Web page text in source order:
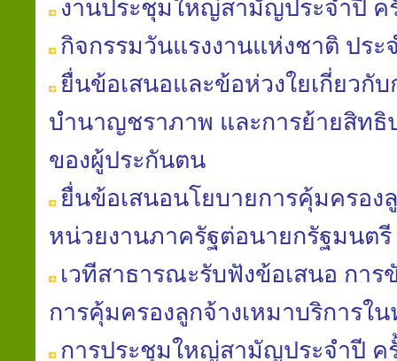
งานประชุมใหญ่สามัญประจำปี ค
กิจกรรมวันแรงงานแห่งชาติ ประ
ยื่นข้อเสนอและข้อห่วงใยเกี่ยวกั
บำนาญชราภาพ และการย้ายสิท
ของผู้ประกันตน
ยื่นข้อเสนอนโยบายการคุ้มครอง
หน่วยงานภาครัฐต่อนายกรัฐมนตรี
เวทีสาธารณะรับฟังข้อเสนอ การ
การคุ้มครองลูกจ้างเหมาบริการใ
การประชุมใหญ่สามัญประจำปี ค